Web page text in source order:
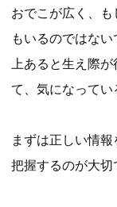
おでこが広く、
もいるのではな
上あると生え際
て、気になってい
まずは正しい情
把握するのが大切